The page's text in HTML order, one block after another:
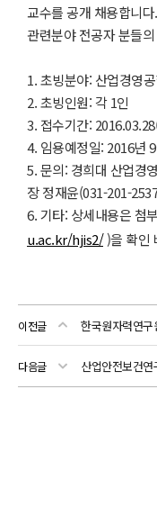
교수를 공개 채용합니다.
관련분야 전공자 분들
1. 초빙분야: 산업경영
2. 초빙인원: 각 1인
3. 접수기간:
4. 임용예정일: 2016년
5. 문의: 경희대 산업경
장 정재윤(031-201-
6. 기타: 상세내용은 첨
u.ac.kr/hjis2/)을 확인
이전글 한국원자력연
다음글 산업안전보건